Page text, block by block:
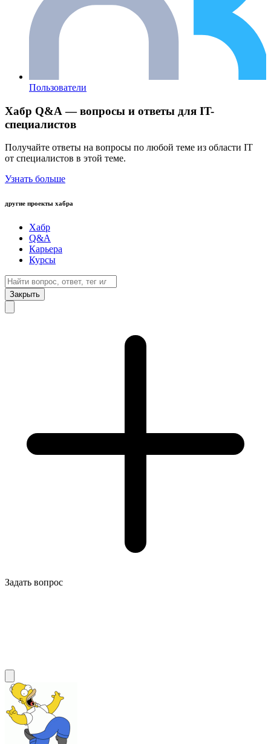
Пользователи
Хабр Q&A — вопросы и ответы для IT-
специалистов
Получайте ответы на вопросы по любой теме из области IT
от специалистов в этой теме.
Узнать больше
другие проекты хабра
Хабр
Q&A
Карьера
Курсы
Закрыть
Задать вопрос